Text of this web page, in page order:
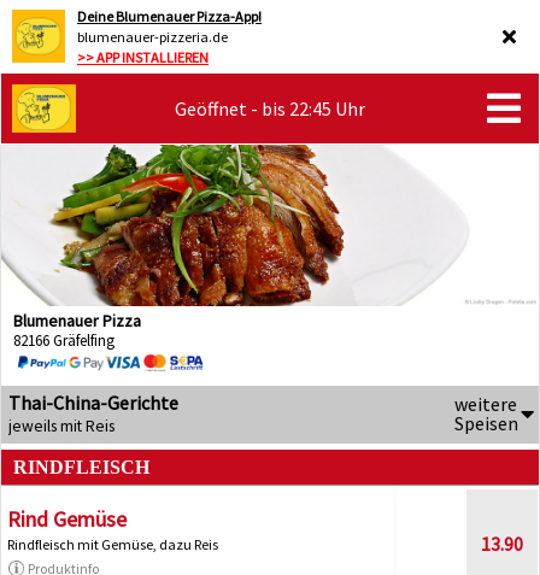
Deine Blumenauer Pizza-App!
blumenauer-pizzeria.de
>> APP INSTALLIEREN
Geöffnet - bis 22:45 Uhr
Blumenauer Pizza
82166 Gräfelfing
Thai-China-Gerichte
jeweils mit Reis
weitere
Speisen
RINDFLEISCH
Rind Gemüse
Rindfleisch mit Gemüse, dazu Reis
Produktinfo
13.90